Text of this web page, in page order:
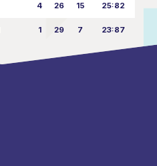
4 26 15 25:82
1 29 7 23:87